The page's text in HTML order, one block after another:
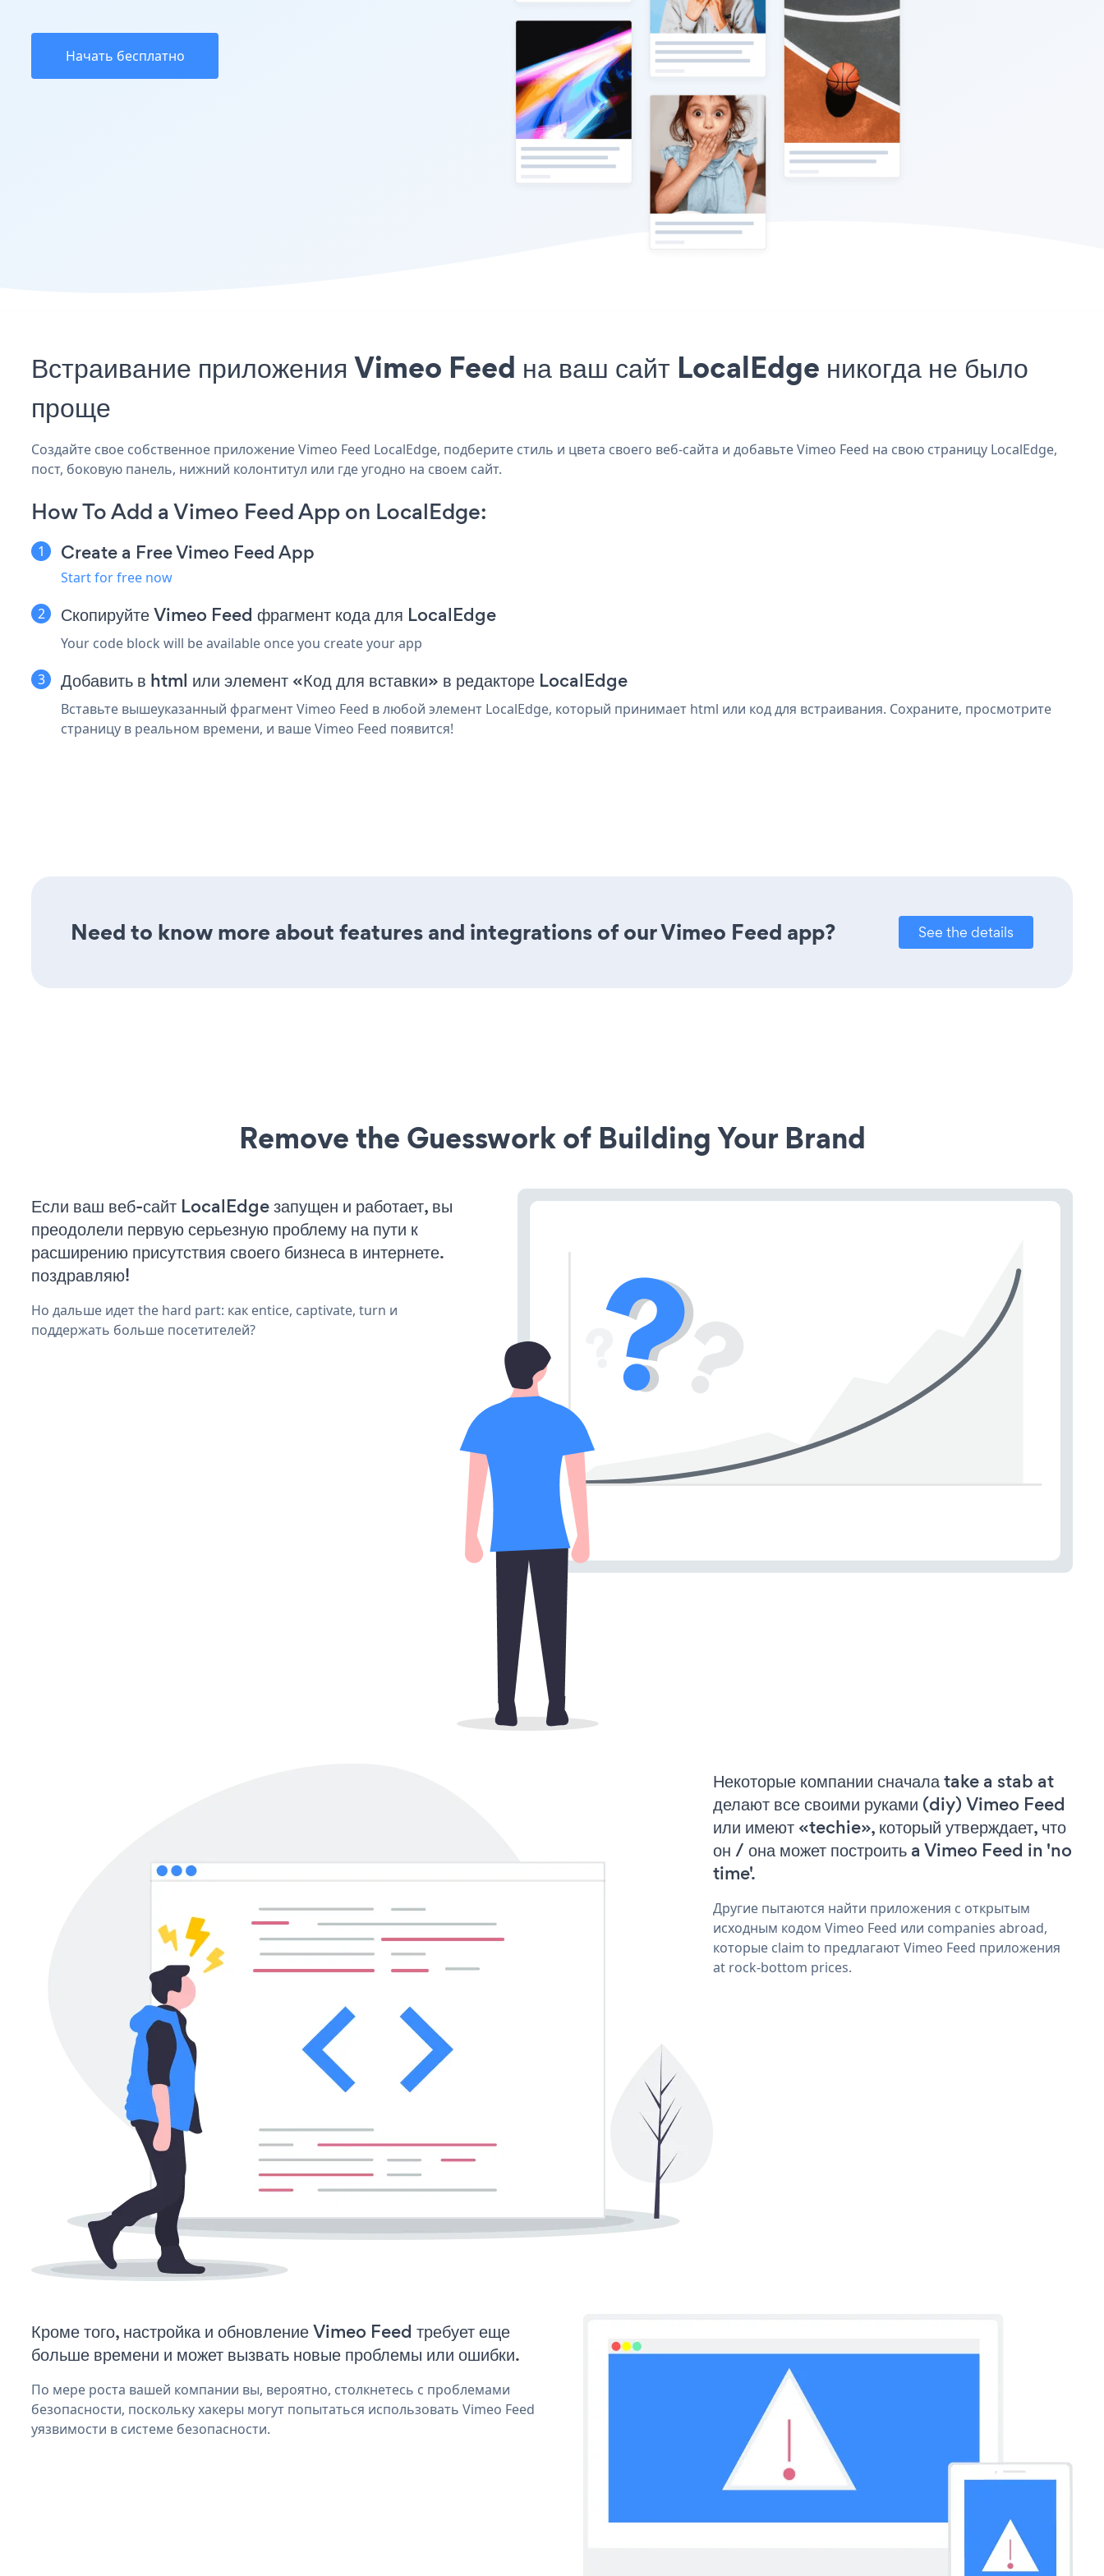
Начать бесплатно
Встраивание приложения Vimeo Feed на ваш сайт LocalEdge никогда не было
проще
Создайте свое собственное приложение Vimeo Feed LocalEdge, подберите стиль и цвета своего веб-сайта и добавьте Vimeo Feed на свою страницу LocalEdge,
пост, боковую панель, нижний колонтитул или где угодно на своем сайт.
How To Add a Vimeo Feed App on LocalEdge:
Create a Free Vimeo Feed App
Start for free now
Скопируйте Vimeo Feed фрагмент кода для LocalEdge
Your code block will be available once you create your app
Добавить в html или элемент «Код для вставки» в редакторе LocalEdge
Вставьте вышеуказанный фрагмент Vimeo Feed в любой элемент LocalEdge, который принимает html или код для встраивания. Сохраните, просмотрите
страницу в реальном времени, и ваше Vimeo Feed появится!
Need to know more about features and integrations of our Vimeo Feed app? See the details
Remove the Guesswork of Building Your Brand
Если ваш веб-сайт LocalEdge запущен и работает, вы
преодолели первую серьезную проблему на пути к
расширению присутствия своего бизнеса в интернете.
поздравляю!
Но дальше идет the hard part: как entice, captivate, turn и
поддержать больше посетителей?
Некоторые компании сначала take a stab at
делают все своими руками (diy) Vimeo Feed
или имеют «techie», который утверждает, что
он / она может построить a Vimeo Feed in 'no
time'.
Другие пытаются найти приложения с открытым
исходным кодом Vimeo Feed или companies abroad,
которые claim to предлагают Vimeo Feed приложения
at rock-bottom prices.
Кроме того, настройка и обновление Vimeo Feed требует еще
больше времени и может вызвать новые проблемы или ошибки.
По мере роста вашей компании вы, вероятно, столкнетесь с проблемами
безопасности, поскольку хакеры могут попытаться использовать Vimeo Feed
уязвимости в системе безопасности.